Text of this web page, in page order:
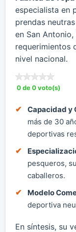
especialista en
prendas
en San
requerimientos
nivel nacional.
0 de 0 voto(s)
Capacidad y
más de 30
deportivas
pesqueros,
caballeros.
Modelo
deportiva
En síntesis, su